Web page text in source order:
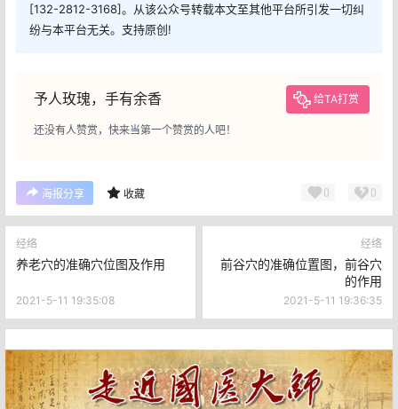
[132-2812-3168]。从该公众号转载本文至其他平台所引发一切纠
纷与本平台无关。支持原创!
予人玫瑰，手有余香 给TA打赏
还没有人赞赏，快来当第一个赞赏的人吧！
海报分享 收藏 0 0
经络
养老穴的准确穴位图及作用
2021-5-11 19:35:08
经络
前谷穴的准确位置图，前谷穴
的作用
2021-5-11 19:36:35